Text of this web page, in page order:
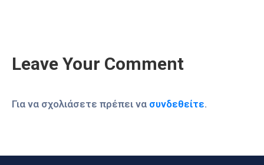
Leave Your Comment
Για να σχολιάσετε πρέπει να συνδεθείτε.